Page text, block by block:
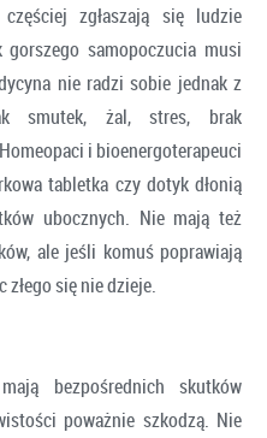
zgłaszają się ludzie
samopoczucia musi
nie radzi sobie jednak z
smutek, żal, stres, brak
i bioenergoterapeuci
tabletka czy dotyk dłonią
ubocznych. Nie mają też
ale jeśli komuś poprawiają
się nie dzieje.
bezpośrednich skutków
poważnie szkodzą. Nie